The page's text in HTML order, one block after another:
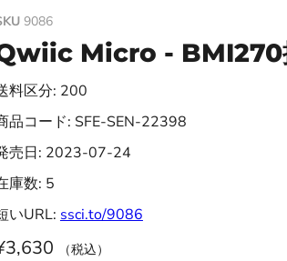
9086
Micro - BMI270
料区分: 200
品コード: SFE-SEN-22398
売日: 2023-07-24
庫数: 5
いURL: ssci.to/9086
（税込）